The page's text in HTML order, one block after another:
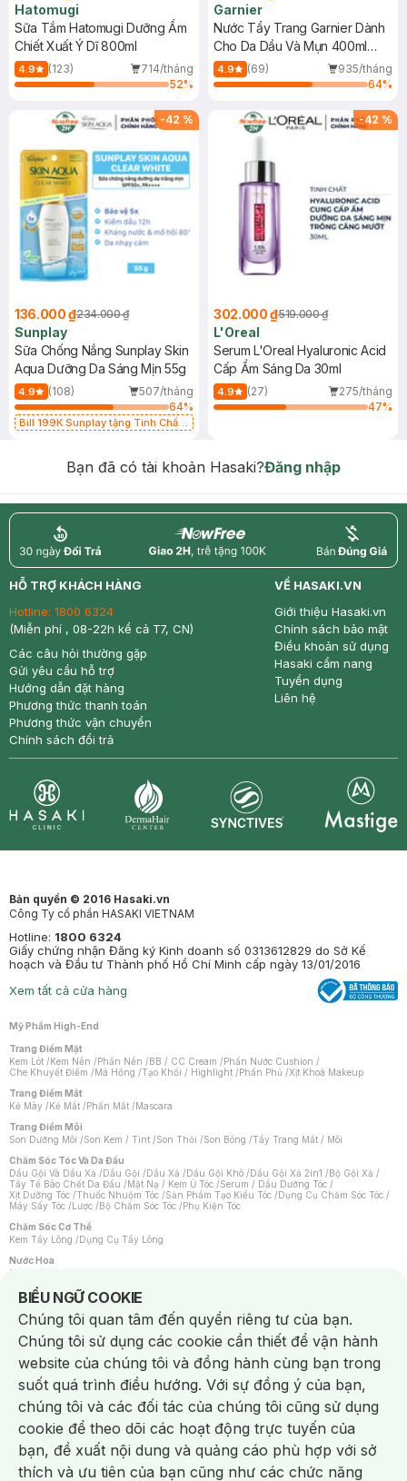
Hatomugi
Sữa Tắm Hatomugi Dưỡng Ẩm
Chiết Xuất Ý Dĩ 800ml
4.9 (123)
714/tháng
52%
Garnier
Nước Tẩy Trang Garnier Dành
Cho Da Dầu Và Mụn 400ml
(Mới)
4.9 (69)
935/tháng
64%
-42 %
136.000 ₫234.000 ₫
Sunplay
Sữa Chống Nắng Sunplay Skin
Aqua Dưỡng Da Sáng Mịn 55g
4.9 (108)
507/tháng
64%
Bill 199K Sunplay tặng Tinh Chất
-42 %
302.000 ₫519.000 ₫
L'Oreal
Serum L'Oreal Hyaluronic Acid
Cấp Ẩm Sáng Da 30ml
4.9 (27)
275/tháng
47%
Bạn đã có tài khoản Hasaki?Đăng nhập
return nowfree price
HỖ TRỢ KHÁCH HÀNG
Hotline: 1800 6324
(Miễn phí , 08-22h kể cả T7, CN)
Các câu hỏi thường gặp
Gửi yêu cầu hỗ trợ
Hướng dẫn đặt hàng
Phương thức thanh toán
Phương thức vận chuyển
Chính sách đổi trả
VỀ HASAKI.VN
Giới thiệu Hasaki.vn
Chính sách bảo mật
Điều khoản sử dụng
Hasaki cẩm nang
Tuyển dụng
Liên hệ
Bản quyền © 2016 Hasaki.vn
Công Ty cổ phần HASAKI VIETNAM
Hotline: 1800 6324
Giấy chứng nhận Đăng ký Kinh doanh số 0313612829 do Sở Kế
hoạch và Đầu tư Thành phố Hồ Chí Minh cấp ngày 13/01/2016
Xem tất cả cửa hàng
Mỹ Phẩm High-End
Trang Điểm Mặt
Kem Lót /Kem Nền /Phấn Nền /BB / CC Cream /Phấn Nước Cushion /
Che Khuyết Điểm /Má Hồng /Tạo Khối / Highlight /Phấn Phủ /Xịt Khoá Makeup
Trang Điểm Mắt
Kẻ Mày /Kẻ Mắt /Phấn Mắt /Mascara
Trang Điểm Môi
Son Dưỡng Môi /Son Kem / Tint /Son Thỏi /Son Bóng /Tẩy Trang Mắt / Môi
Chăm Sóc Tóc Và Da Đầu
Dầu Gội Và Dầu Xả /Dầu Gội /Dầu Xả /Dầu Gội Khô /Dầu Gội Xả 2in1 /Bộ Gội Xả /
Tẩy Tế Bào Chết Da Đầu /Mặt Nạ / Kem Ủ Tóc /Serum / Dầu Dưỡng Tóc /
Xịt Dưỡng Tóc /Thuốc Nhuộm Tóc /Sản Phẩm Tạo Kiểu Tóc /Dụng Cụ Chăm Sóc Tóc /
Máy Sấy Tóc /Lược /Bộ Chăm Sóc Tóc /Phụ Kiện Tóc
Chăm Sóc Cơ Thể
Kem Tẩy Lông /Dụng Cụ Tẩy Lông
Nước Hoa
Nước Hoa Nữ
Chăm Sóc Cá Nhân
Chống Muỗi /Khẩu Trang /Máy Massage/Mặt Nạ Xông Hơi /Nước Rửa Tay/
Sản Phẩm Chăm Sóc Khác /Bàn Chải Đánh Răng /Bàn Chải Điện/
Hỗ Trợ Trắng Răng/Kem Đánh Răng /Máy Tăm Nước/ Nước Súc Miệng/
Tăm / Chỉ Nha Khoa/ Xịt Thơm Miệng / Dung Dịch Vệ Sinh/Dưỡng Vùng Kín/
Khăn Ướt Vệ Sinh Vùng Kín/Băng Vệ Sinh/Tampon/Bọt Cạo Râu /Dao Cạo Râu/
Máy Cạo Râu
Vấn Đề Về Da
Da Dầu / Lỗ Chân Lông To/ Da Khô / Mất Nước/ Da Lão Hóa/ Da Mụn/
Da Nhạy Cảm / Kích Ứng
Da Xỉn Màu Thâm / Nám / Tàn Nhang
Quầng Thâm & Bọng Mắt /Sẹo /Viêm Da Cơ Địa
Dụng Cụ / Phụ Kiện Chăm Sóc Da
Bông Tẩy Trang
Khăn Lau Mặt Khô Dụng Cụ / Máy Rửa Mặt Máy Chăm Sóc Da
Dụng Cụ Chăm Sóc Khác
BIỂU NGỮ COOKIE
Notice about cookies usage
Chúng tôi quan tâm đến quyền riêng tư của bạn.
Chúng tôi sử dụng các cookie cần thiết để vận hành
website của chúng tôi và đồng hành cùng bạn trong
suốt quá trình điều hướng. Với sự đồng ý của bạn,
chúng tôi và các đối tác của chúng tôi cũng sử dụng
cookie để theo dõi các hoạt động trực tuyến của
bạn, đề xuất nội dung và quảng cáo phù hợp với sở
thích và ưu tiên của bạn cũng như các chức năng